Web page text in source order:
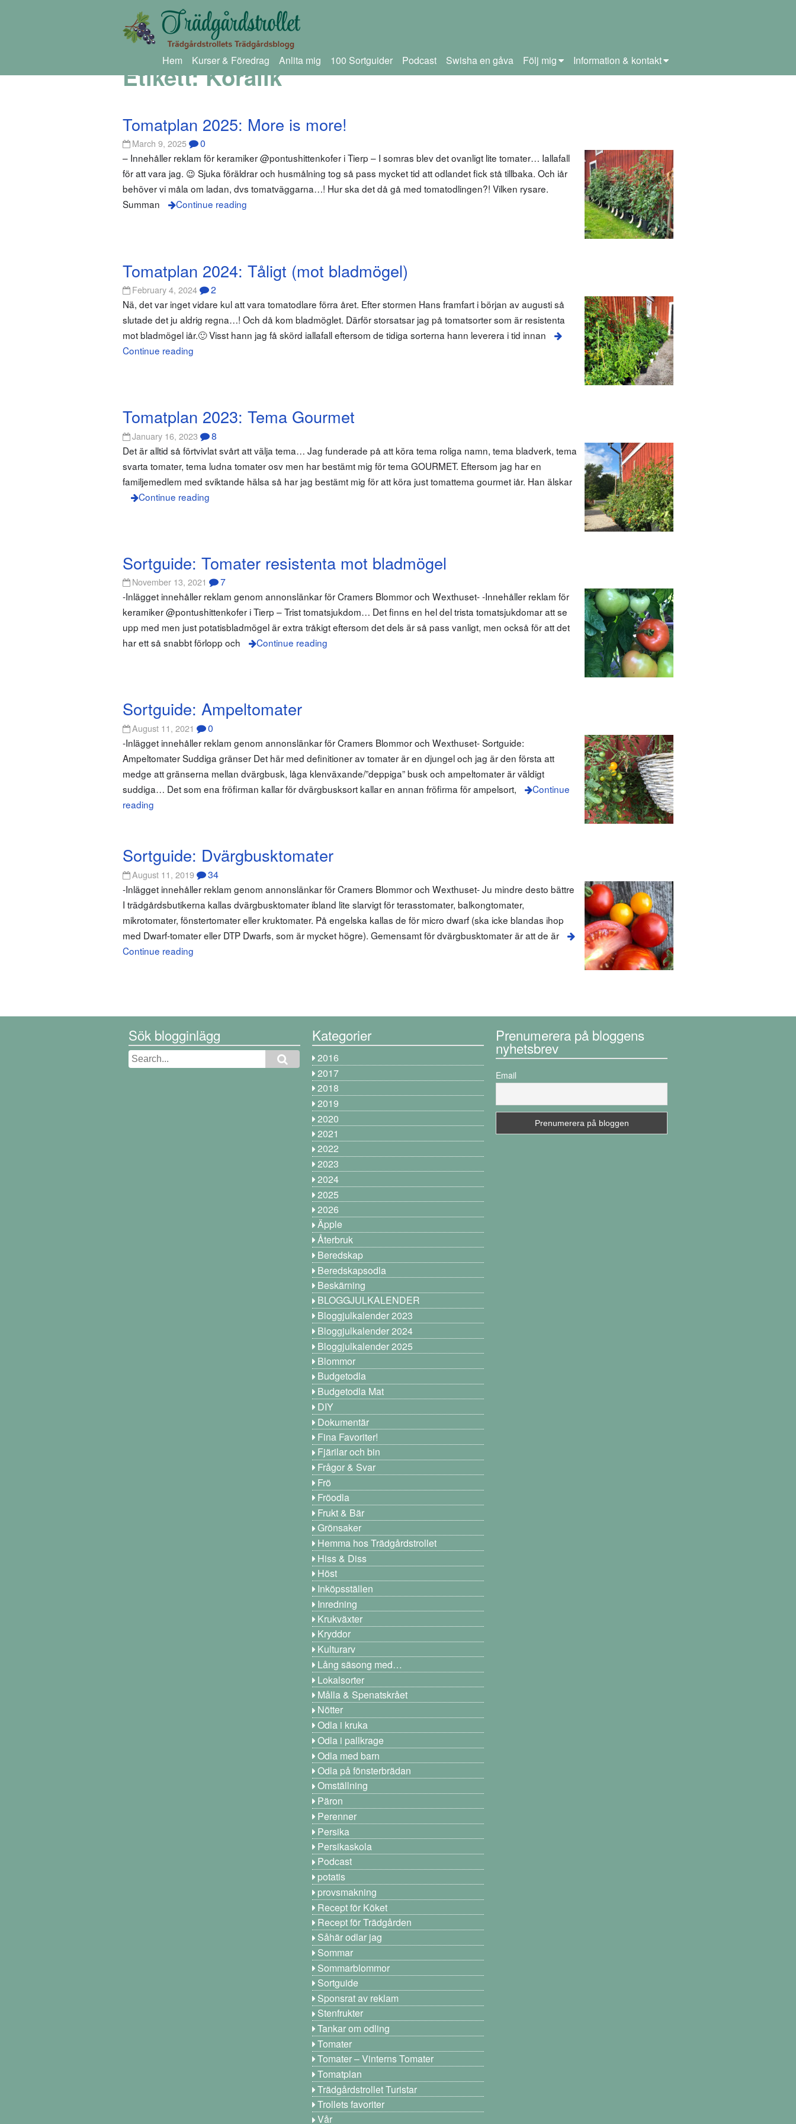
Hem Kurser & Föredrag Anlita mig 100 Sortguider Podcast Swisha en gåva Följ mig Information & kontakt
Etikett:Koralik
Tomatplan 2025: More is more!
March 9, 2025 0
– Innehåller reklam för keramiker @pontushittenkofer i Tierp – I somras blev det ovanligt lite tomater… Iallafall
för att vara jag. 😉 Sjuka föräldrar och husmålning tog så pass mycket tid att odlandet fick stå tillbaka. Och iår
behöver vi måla om ladan, dvs tomatväggarna…! Hur ska det då gå med tomatodlingen?! Vilken rysare.
Summan
Continue reading
Tomatplan 2024: Tåligt (mot bladmögel)
February 4, 2024 2
Nä, det var inget vidare kul att vara tomatodlare förra året. Efter stormen Hans framfart i början av augusti så
slutade det ju aldrig regna…! Och då kom bladmöglet. Därför storsatsar jag på tomatsorter som är resistenta
mot bladmögel iår.🙂 Visst hann jag få skörd iallafall eftersom de tidiga sorterna hann leverera i tid innan
Continue reading
Tomatplan 2023: Tema Gourmet
January 16, 2023 8
Det är alltid så förtvivlat svårt att välja tema… Jag funderade på att köra tema roliga namn, tema bladverk, tema
svarta tomater, tema ludna tomater osv men har bestämt mig för tema GOURMET. Eftersom jag har en
familjemedlem med sviktande hälsa så har jag bestämt mig för att köra just tomattema gourmet iår. Han älskar
Continue reading
Sortguide: Tomater resistenta mot bladmögel
November 13, 2021 7
-Inlägget innehåller reklam genom annonslänkar för Cramers Blommor och Wexthuset- -Innehåller reklam för
keramiker @pontushittenkofer i Tierp – Trist tomatsjukdom… Det finns en hel del trista tomatsjukdomar att se
upp med men just potatisbladmögel är extra tråkigt eftersom det dels är så pass vanligt, men också för att det
har ett så snabbt förlopp och
Continue reading
Sortguide: Ampeltomater
August 11, 2021 0
-Inlägget innehåller reklam genom annonslänkar för Cramers Blommor och Wexthuset- Sortguide:
Ampeltomater Suddiga gränser Det här med definitioner av tomater är en djungel och jag är den första att
medge att gränserna mellan dvärgbusk, låga klenväxande/”deppiga” busk och ampeltomater är väldigt
suddiga… Det som ena fröfirman kallar för dvärgbusksort kallar en annan fröfirma för ampelsort,
Continue
reading
Sortguide: Dvärgbusktomater
August 11, 2019 34
-Inlägget innehåller reklam genom annonslänkar för Cramers Blommor och Wexthuset- Ju mindre desto bättre
I trädgårdsbutikerna kallas dvärgbusktomater ibland lite slarvigt för terasstomater, balkongtomater,
mikrotomater, fönstertomater eller kruktomater. På engelska kallas de för micro dwarf (ska icke blandas ihop
med Dwarf-tomater eller DTP Dwarfs, som är mycket högre). Gemensamt för dvärgbusktomater är att de är
Continue reading
Sök blogginlägg Kategorier
2016
2017
2018
2019
2020
2021
2022
2023
2024
2025
2026
Äpple
Återbruk
Beredskap
Beredskapsodla
Beskärning
BLOGGJULKALENDER
Bloggjulkalender 2023
Bloggjulkalender 2024
Bloggjulkalender 2025
Blommor
Budgetodla
Budgetodla Mat
DIY
Dokumentär
Fina Favoriter!
Fjärilar och bin
Frågor & Svar
Frö
Fröodla
Frukt & Bär
Grönsaker
Hemma hos Trädgårdstrollet
Hiss & Diss
Höst
Inköpsställen
Inredning
Krukväxter
Kryddor
Kulturarv
Lång säsong med…
Lokalsorter
Målla & Spenatskrået
Nötter
Odla i kruka
Odla i pallkrage
Odla med barn
Odla på fönsterbrädan
Omställning
Päron
Perenner
Persika
Persikaskola
Podcast
potatis
provsmakning
Recept för Köket
Recept för Trädgården
Såhär odlar jag
Sommar
Sommarblommor
Sortguide
Sponsrat av reklam
Stenfrukter
Tankar om odling
Tomater
Tomater – Vinterns Tomater
Tomatplan
Trädgårdstrollet Turistar
Trollets favoriter
Vår
Prenumerera på bloggens
nyhetsbrev
Email